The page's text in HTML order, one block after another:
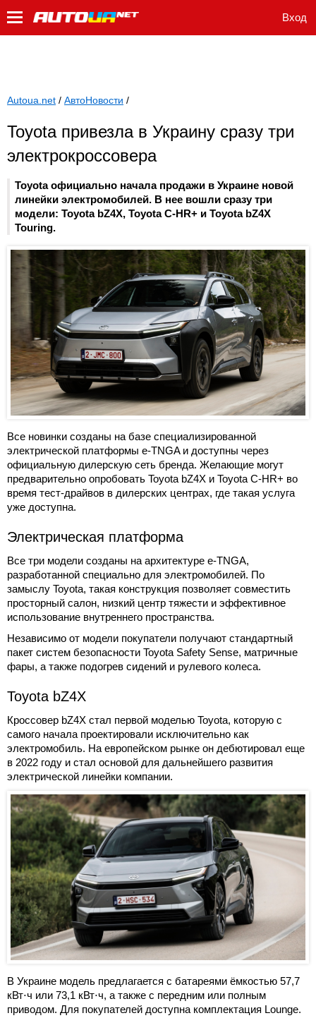
Вход
Autoua.net / АвтоНовости /
Toyota привезла в Украину сразу три
электрокроссовера
Toyota официально начала продажи в Украине новой
линейки электромобилей. В нее вошли сразу три
модели: Toyota bZ4X, Toyota C-HR+ и Toyota bZ4X
Touring.
Все новинки созданы на базе специализированной
электрической платформы e-TNGA и доступны через
официальную дилерскую сеть бренда. Желающие могут
предварительно опробовать Toyota bZ4X и Toyota C-HR+ во
время тест-драйвов в дилерских центрах, где такая услуга
уже доступна.
Электрическая платформа
Все три модели созданы на архитектуре e-TNGA,
разработанной специально для электромобилей. По
замыслу Toyota, такая конструкция позволяет совместить
просторный салон, низкий центр тяжести и эффективное
использование внутреннего пространства.
Независимо от модели покупатели получают стандартный
пакет систем безопасности Toyota Safety Sense, матричные
фары, а также подогрев сидений и рулевого колеса.
Toyota bZ4X
Кроссовер bZ4X стал первой моделью Toyota, которую с
самого начала проектировали исключительно как
электромобиль. На европейском рынке он дебютировал еще
в 2022 году и стал основой для дальнейшего развития
электрической линейки компании.
В Украине модель предлагается с батареями ёмкостью 57,7
кВт⋅ч или 73,1 кВт⋅ч, а также с передним или полным
приводом. Для покупателей доступна комплектация Lounge.